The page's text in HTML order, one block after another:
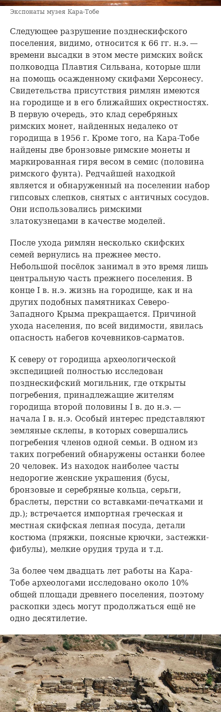
Экспонаты музея Кара-Тобе
Следующее разрушение позднескифского
поселения, видимо, относится к 66 гг. н.э. —
времени высадки в этом месте римских войск
полководца Плавтия Сильвана, которые шли
на помощь осажденному скифами Херсонесу.
Свидетельства присутствия римлян имеются
на городище и в его ближайших окрестностях.
В первую очередь, это клад серебряных
римских монет, найденных недалеко от
городища в 1956 г. Кроме того, на Кара-Тобе
найдены две бронзовые римские монеты и
маркированная гиря весом в семис (половина
римского фунта). Редчайшей находкой
является и обнаруженный на поселении набор
гипсовых слепков, снятых с античных сосудов.
Они использовались римскими
златокузнецами в качестве моделей.
После ухода римлян несколько скифских
семей вернулись на прежнее место.
Небольшой посёлок занимал в это время лишь
центральную часть прежнего поселения. В
конце I в. н.э. жизнь на городище, как и на
других подобных памятниках Северо-
Западного Крыма прекращается. Причиной
ухода населения, по всей видимости, явилась
опасность набегов кочевников-сарматов.
К северу от городища археологической
экспедицией полностью исследован
позднескифский могильник, где открыты
погребения, принадлежащие жителям
городища второй половины I в. до н.э. —
начала I в. н.э. Особый интерес представляют
земляные склепы, в которых совершались
погребения членов одной семьи. В одном из
таких погребений обнаружены останки более
20 человек. Из находок наиболее часты
недорогие женские украшения (бусы,
бронзовые и серебряные кольца, серьги,
браслеты, перстни со вставками-печатками и
др.); встречается импортная греческая и
местная скифская лепная посуда, детали
костюма (пряжки, поясные крючки, застежки-
фибулы), мелкие орудия труда и т.д.
За более чем двадцать лет работы на Кара-
Тобе археологами исследовано около 10%
общей площади древнего поселения, поэтому
раскопки здесь могут продолжаться ещё не
одно десятилетие.